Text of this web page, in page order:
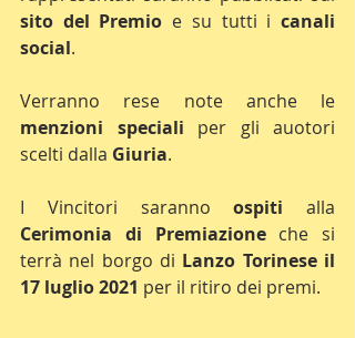
sito del Premio e su tutti i canali
social.
menzioni speciali per gli auotori
scelti dalla Giuria.
I Vincitori saranno ospiti
Cerimonia di Premiazione che si
terrà nel borgo di Lanzo Torinese il
17 luglio 2021 per il ritiro dei premi.